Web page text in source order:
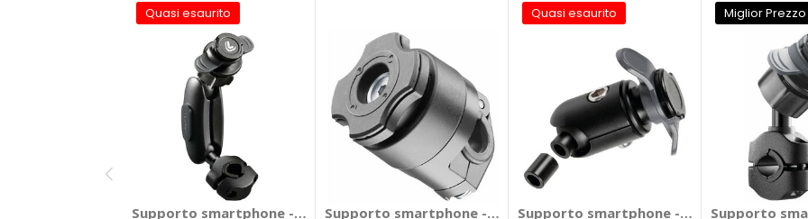
Quasi esaurito
Supporto smartphone - Accessori Attacco Titan Opti Bar Orbit - LAMPA
Supporto smartphone - Accessori Quicklox - Staffa specchietto -
Quasi esaurito
Supporto smartphone - Accessori Attacco
Miglior Prezzo
Supporto